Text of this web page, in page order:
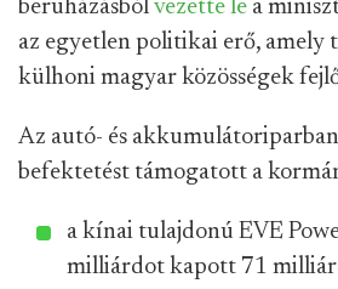
beruházásból vezette le a
az egyetlen politikai erő, amely
külhoni magyar közösségek
Az autó- és
befektetést támogatott a
a kínai tulajdonú EVE
milliárdot kapott 71